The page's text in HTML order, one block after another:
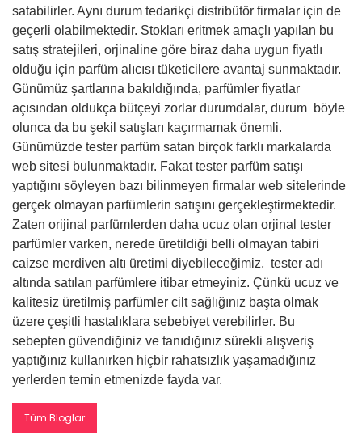
satabilirler. Aynı durum tedarikçi distribütör firmalar için de
geçerli olabilmektedir. Stokları eritmek amaçlı yapılan bu
satış stratejileri, orjinaline göre biraz daha uygun fiyatlı
olduğu için parfüm alıcısı tüketicilere avantaj sunmaktadır.
Günümüz şartlarına bakıldığında, parfümler fiyatlar
açısından oldukça bütçeyi zorlar durumdalar, durum böyle
olunca da bu şekil satışları kaçırmamak önemli.
Günümüzde tester parfüm satan birçok farklı markalarda
web sitesi bulunmaktadır. Fakat tester parfüm satışı
yaptığını söyleyen bazı bilinmeyen firmalar web sitelerinde
gerçek olmayan parfümlerin satışını gerçekleştirmektedir.
Zaten orijinal parfümlerden daha ucuz olan orjinal tester
parfümler varken, nerede üretildiği belli olmayan tabiri
caizse merdiven altı üretimi diyebileceğimiz, tester adı
altında satılan parfümlere itibar etmeyiniz. Çünkü ucuz ve
kalitesiz üretilmiş parfümler cilt sağlığınız başta olmak
üzere çeşitli hastalıklara sebebiyet verebilirler. Bu
sebepten güvendiğiniz ve tanıdığınız sürekli alışveriş
yaptığınız kullanırken hiçbir rahatsızlık yaşamadığınız
yerlerden temin etmenizde fayda var.
Tüm Bloglar